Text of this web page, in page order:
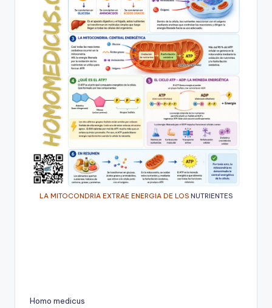
LA MITOCONDRIA EXTRAE ENERGIA DE LOS NUTRIENTES
Homo medicus